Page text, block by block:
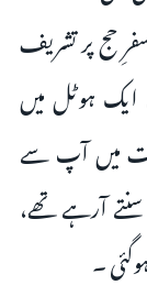
سفرِ حج پر تشریف
ایک ہوٹل میں
میں آپ سے
آرہے تھے،
۔